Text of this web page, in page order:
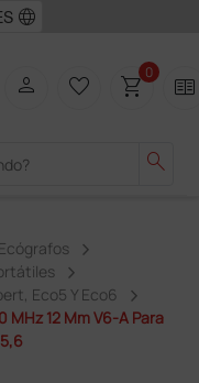
language
search
person favorite_border shopping_cart0 two_pager
Ecógrafos
Eco5 Y Eco6
12 Mm V6-A Para